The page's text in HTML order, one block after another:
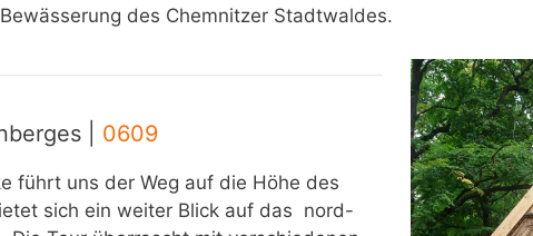
des Chemnitzer Stadtwaldes.
| 0609
führt uns der Weg auf die Höhe des
sich ein weiter Blick auf das nord-